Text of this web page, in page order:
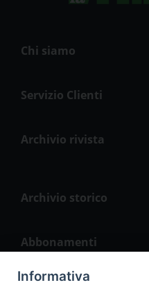
Chi siamo
Servizio Clienti
Archivio rivista
Archivio storico
Abbonamenti
Informativa